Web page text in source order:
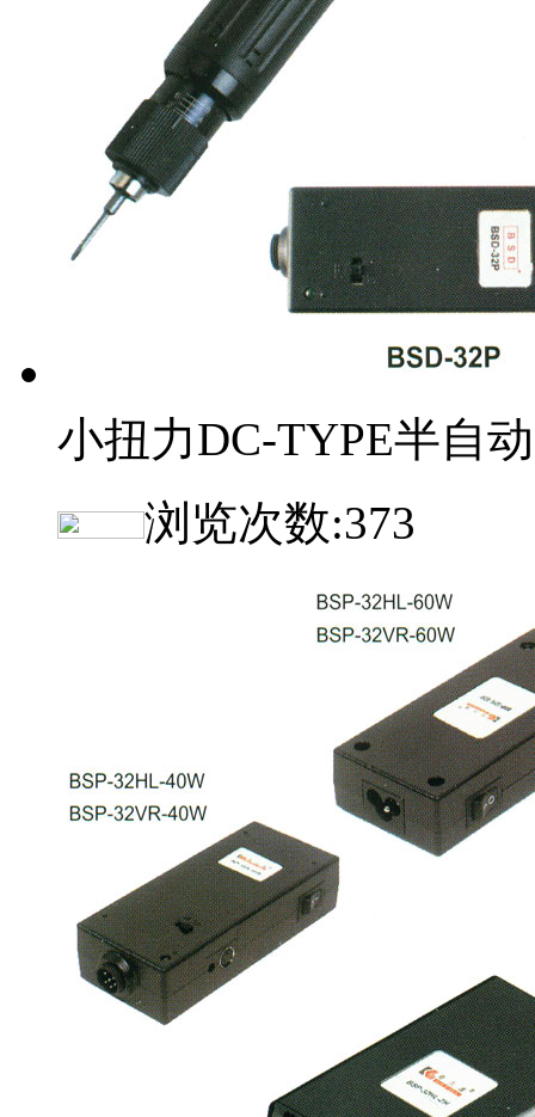
小扭力DC-TYPE半自动
浏览次数:373